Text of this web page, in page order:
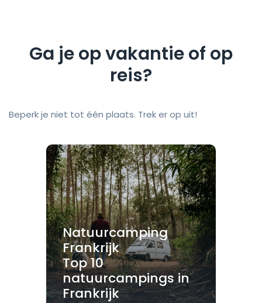
Ga je op vakantie of op
reis?
Beperk je niet tot één plaats. Trek er op uit!
Natuurcamping
Frankrijk
Top 10
natuurcampings in
Frankrijk